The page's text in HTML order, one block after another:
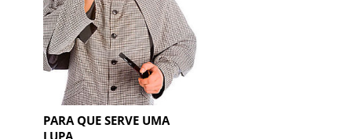
PARA QUE SERVE UMA
LUPA